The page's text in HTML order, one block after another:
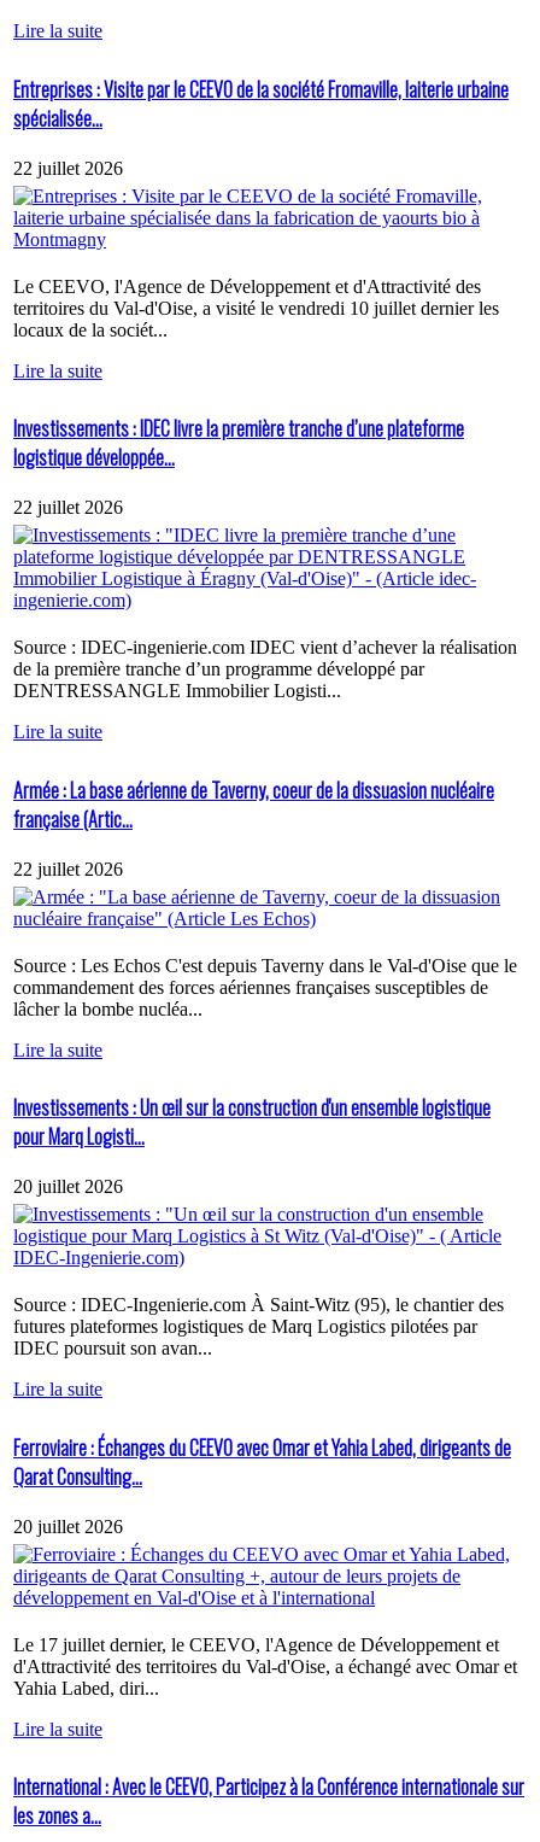
Lire la suite
Entreprises : Visite par le CEEVO de la société Fromaville, laiterie urbaine
spécialisée...
22 juillet 2026
Le CEEVO, l'Agence de Développement et d'Attractivité des
territoires du Val-d'Oise, a visité le vendredi 10 juillet dernier les
locaux de la sociét...
Lire la suite
Investissements : IDEC livre la première tranche d’une plateforme
logistique développée...
22 juillet 2026
Source : IDEC-ingenierie.com IDEC vient d’achever la réalisation
de la première tranche d’un programme développé par
DENTRESSANGLE Immobilier Logisti...
Lire la suite
Armée : La base aérienne de Taverny, coeur de la dissuasion nucléaire
française (Artic...
22 juillet 2026
Source : Les Echos C'est depuis Taverny dans le Val-d'Oise que le
commandement des forces aériennes françaises susceptibles de
lâcher la bombe nucléa...
Lire la suite
Investissements : Un œil sur la construction d'un ensemble logistique
pour Marq Logisti...
20 juillet 2026
Source : IDEC-Ingenierie.com À Saint-Witz (95), le chantier des
futures plateformes logistiques de Marq Logistics pilotées par
IDEC poursuit son avan...
Lire la suite
Ferroviaire : Échanges du CEEVO avec Omar et Yahia Labed, dirigeants de
Qarat Consulting...
20 juillet 2026
Le 17 juillet dernier, le CEEVO, l'Agence de Développement et
d'Attractivité des territoires du Val-d'Oise, a échangé avec Omar et
Yahia Labed, diri...
Lire la suite
International : Avec le CEEVO, Participez à la Conférence internationale sur
les zones a...